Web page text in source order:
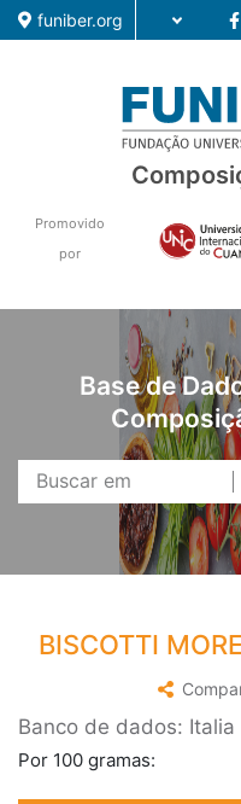
funiber.org
Pesquisa
Promovido
por
Base de
BISCOTTI
Banco de dados: Italia
Por 100 gramas: